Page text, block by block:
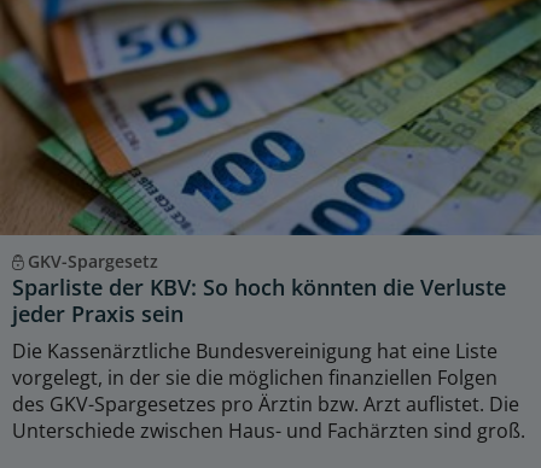
GKV-Spargesetz
Sparliste der KBV: So hoch könnten die Verluste
jeder Praxis sein
Die Kassenärztliche Bundesvereinigung hat eine Liste
vorgelegt, in der sie die möglichen finanziellen Folgen
des GKV-Spargesetzes pro Ärztin bzw. Arzt auflistet. Die
Unterschiede zwischen Haus- und Fachärzten sind groß.